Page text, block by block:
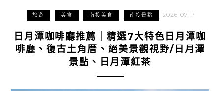
旅遊 美食 南投美食 南投景點 2026-07-17
日月潭咖啡廳推薦｜精選7大特色日月潭咖
啡廳、復古土角厝、絕美景觀視野/日月潭
景點、日月潭紅茶